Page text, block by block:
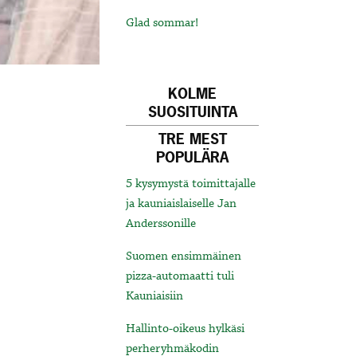
Glad sommar!
KOLME
SUOSITUINTA
TRE MEST
POPULÄRA
5 kysymystä toimittajalle
ja kauniaislaiselle Jan
Anderssonille
Suomen ensimmäinen
pizza-automaatti tuli
Kauniaisiin
Hallinto-oikeus hylkäsi
perheryhmäkodin